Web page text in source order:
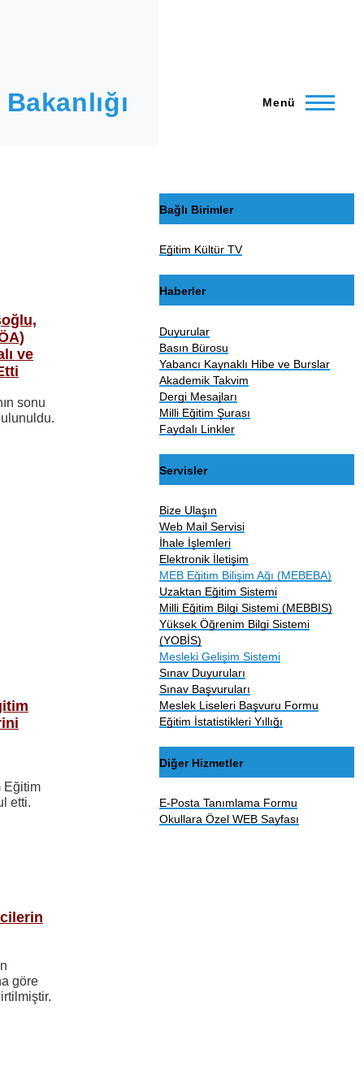
Menü
ve
sonu
Eğitim
etti.
göre
Bağlı Birimler
Eğitim Kültür TV
Haberler
Duyurular
Basın Bürosu
Yabancı Kaynaklı Hibe ve Burslar
Akademik Takvim
Dergi Mesajları
Milli Eğitim Şurası
Faydalı Linkler
Servisler
Bize Ulaşın
Web Mail Servisi
İhale İşlemleri
Elektronik İletişim
MEB Eğitim Bilişim Ağı (MEBEBA)
Uzaktan Eğitim Sistemi
Milli Eğitim Bilgi Sistemi (MEBBIS)
Yüksek Öğrenim Bilgi Sistemi
(YOBİS)
Mesleki Gelişim Sistemi
Sınav Duyuruları
Sınav Başvuruları
Meslek Liseleri Başvuru Formu
Eğitim İstatistikleri Yıllığı
Diğer Hizmetler
E-Posta Tanımlama Formu
Okullara Özel WEB Sayfası